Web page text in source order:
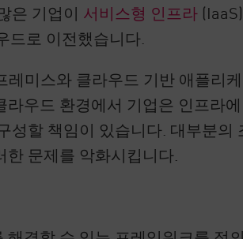
은 기업이 서비스형 인프라
드로 이전했습니다.
미스와 클라우드 기반 애플리
우드 환경에서 기업은 인프라
할 책임이 있습니다. 대부분의
문제를 악화시킵니다.